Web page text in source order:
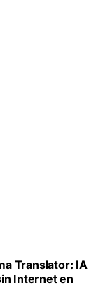
Translator: IA
Internet en